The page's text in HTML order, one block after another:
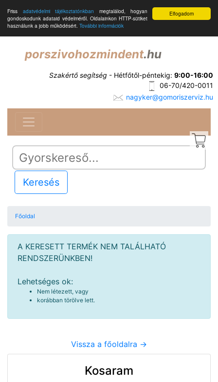
Elfogadom
Friss adatvédelmi tájékoztatónkban megtalálod, hogyan
gondoskodunk adataid védelméről. Oldalainkon HTTP-sütiket
használunk a jobb működésért. További információk
porszivohozmindent.hu
Szakértő segítség - Hétfőtől-péntekig: 9:00-16:00
06-70/420-0011
nagyker@gomoriszerviz.hu
Keresés
Főoldal
A KERESETT TERMÉK NEM TALÁLHATÓ
RENDSZERÜNKBEN!
Lehetséges ok:
Nem létezett, vagy
korábban törölve lett.
Vissza a főoldalra ->
Kosaram